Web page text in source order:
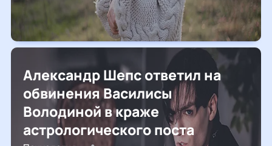
Александр Шепс ответил на
обвинения Василисы
Володиной в краже
астрологического поста